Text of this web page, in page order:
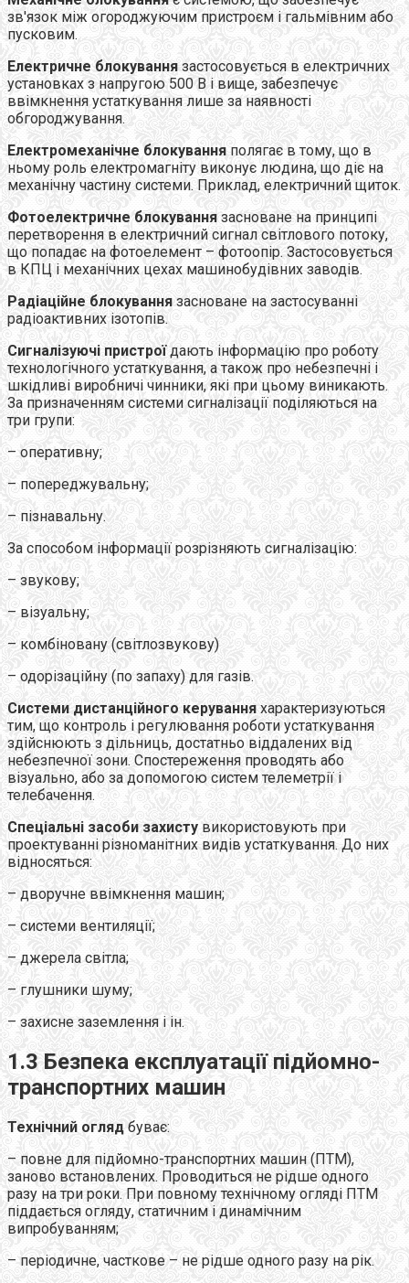
зв'язок між огороджуючим пристроєм і гальмівним або
пусковим.
Електричне блокування застосовується в електричних
установках з напругою 500 В і вище, забезпечує
ввімкнення устаткування лише за наявності
обгороджування.
Електромеханічне блокування полягає в тому, що в
ньому роль електромагніту виконує людина, що діє на
механічну частину системи. Приклад, електричний щиток.
Фотоелектричне блокування засноване на принципі
перетворення в електричний сигнал світлового потоку,
що попадає на фотоелемент – фотоопір. Застосовується
в КПЦ і механічних цехах машинобудівних заводів.
Радіаційне блокування засноване на застосуванні
радіоактивних ізотопів.
Сигналізуючі пристроїдають інформацію про роботу
технологічного устаткування, а також про небезпечні і
шкідливі виробничі чинники, які при цьому виникають.
За призначенням системи сигналізації поділяються на
три групи:
– оперативну;
– попереджувальну;
– пізнавальну.
За способом інформації розрізняють сигналізацію:
– звукову;
– візуальну;
– комбіновану (світлозвукову)
– одорізаційну (по запаху) для газів.
Системи дистанційного керування характеризуються
тим, що контроль і регулювання роботи устаткування
здійснюють з дільниць, достатньо віддалених від
небезпечної зони. Спостереження проводять або
візуально, або за допомогою систем телеметрії і
телебачення.
Спеціальні засоби захисту використовують при
проектуванні різноманітних видів устаткування. До них
відносяться:
– дворучне ввімкнення машин;
– системи вентиляції;
– джерела світла;
– глушники шуму;
– захисне заземлення і ін.
1.3 Безпека експлуатації підйомно-
транспортних машин
Технічний огляд буває:
– повне для підйомно-транспортних машин (ПТМ),
заново встановлених. Проводиться не рідше одного
разу на три роки. При повному технічному огляді ПТМ
піддається огляду, статичним і динамічним
випробуванням;
– періодичне, часткове – не рідше одного разу на рік.